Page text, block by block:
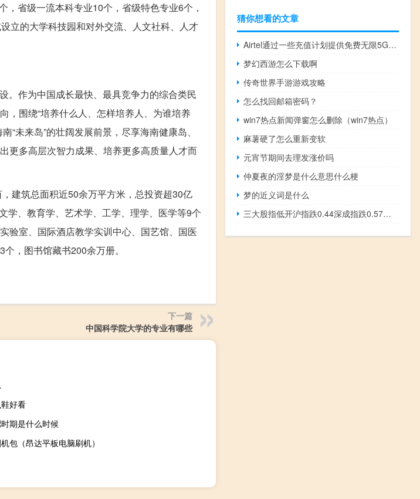
，省级一流本科专业10个，省级特色专业6个，
立的大学科技园和对外交流、人文社科、人才
。作为中国成长最快、最具竞争力的综合类民
，围绕“培养什么人、怎样培养人、为谁培养
未来岛”的壮阔发展前景，尽享海南健康岛、
更多高层次智力成果、培养更多高质量人才而
建筑总面积近50余万平方米，总投资超30亿
学、教育学、艺术学、工学、理学、医学等9个
验室、国际酒店教学实训中心、国艺馆、国医
，图书馆藏书200余万册。
下一篇
中国科学院大学的专业有哪些
好看
期是什么时候
包（昂达平板电脑刷机）
猜你想看的文章
Airtel通过一些充值计划提供免费无限5G数据优惠
梦幻西游怎么下载啊
传奇世界手游游戏攻略
怎么找回邮箱密码？
win7热点新闻弹窗怎么删除（win7热点）
麻薯硬了怎么重新变软
元宵节期间去理发涨价吗
仲夏夜的淫梦是什么意思什么梗
梦的近义词是什么
三大股指低开沪指跌0.44深成指跌0.57创业板跌0.53